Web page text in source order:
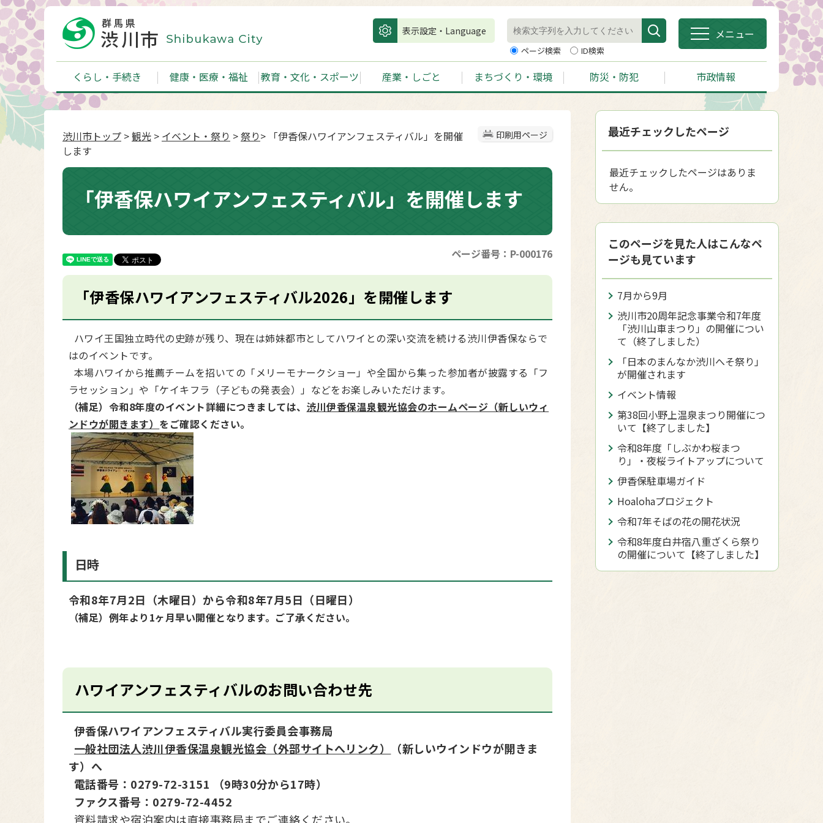
表示設定・Language
ページ検索 ID検索
メニュー
くらし・手続き 健康・医療・福祉 教育・文化・スポーツ 産業・しごと まちづくり・環境 防災・防犯 市政情報
印刷用ページ
渋川市トップ >観光 > イベント・祭り >祭り> 「伊香保ハワイアンフェスティバル」を開催
します
「伊香保ハワイアンフェスティバル」を開催します
ページ番号：P-000176
「伊香保ハワイアンフェスティバル2026」を開催します
ハワイ王国独立時代の史跡が残り、現在は姉妹都市としてハワイとの深い交流を続ける渋川伊香保ならで
はのイベントです。
本場ハワイから推薦チームを招いての「メリーモナークショー」や全国から集った参加者が披露する「フ
ラセッション」や「ケイキフラ（子どもの発表会）」などをお楽しみいただけます。
（補足）令和8年度のイベント詳細につきましては、 渋川伊香保温泉観光協会のホームページ（新しいウィ
ンドウが開きます） をご確認ください。
日時
令和8年7月2日（木曜日）から令和8年7月5日（日曜日）
（補足）例年より1ヶ月早い開催となります。ご了承ください。
ハワイアンフェスティバルのお問い合わせ先
伊香保ハワイアンフェスティバル実行委員会事務局
一般社団法人渋川伊香保温泉観光協会（外部サイトへリンク）
（新しいウインドウが開きま
す）へ
電話番号：0279-72-3151 （9時30分から17時）
ファクス番号：0279-72-4452
資料請求や宿泊案内は直接事務局までご連絡ください。
最近チェックしたページ
最近チェックしたページはありま
せん。
このページを見た人はこんなペ
ージも見ています
7月から9月
渋川市20周年記念事業令和7年度
「渋川山車まつり」の開催につい
て（終了しました）
「日本のまんなか渋川へそ祭り」
が開催されます
イベント情報
第38回小野上温泉まつり開催につ
いて【終了しました】
令和8年度「しぶかわ桜まつ
り」・夜桜ライトアップについて
伊香保駐車場ガイド
Hoalohaプロジェクト
令和7年そばの花の開花状況
令和8年度白井宿八重ざくら祭り
の開催について【終了しました】